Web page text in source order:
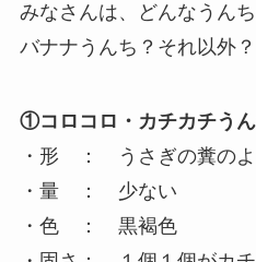
みなさんは、どんなうん
バナナうんち？それ以外？
①コロコロ・カチカチう
・形 ： うさぎの糞のよ
・量 ： 少ない
・色 ： 黒褐色